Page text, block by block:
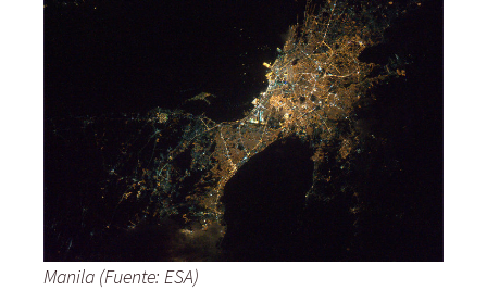
Manila (Fuente: ESA)